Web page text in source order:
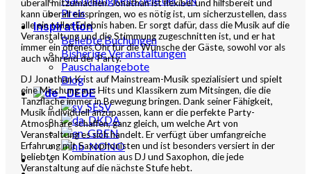
Preis
Inspiration
Beliebte Buchungen
Bisherige Veranstaltungen
Pauschalangebote
Blog
DE
SV
DA
EN
NO
überall mitzumachen. Jonathan ist flexibel und hilfsbereit und
kann überall einspringen, wo es nötig ist, um sicherzustellen, dass
alle ein tolles Erlebnis haben. Er sorgt dafür, dass die Musik auf die
Veranstaltung und die Stimmung zugeschnitten ist, und er hat
immer ein offenes Ohr für die Wünsche der Gäste, sowohl vor als
auch während der Party.
DJ Jonathan K ist auf Mainstream-Musik spezialisiert und spielt
eine Mischung aus Hits und Klassikern zum Mitsingen, die die
Tanzfläche immer in Bewegung bringen. Dank seiner Fähigkeit,
Musik individuell anzupassen, kann er die perfekte Party-
Atmosphäre schaffen, ganz gleich, um welche Art von
Veranstaltung es sich handelt. Er verfügt über umfangreiche
Erfahrung mit Saxophonisten und ist besonders versiert in der
beliebten Kombination aus DJ und Saxophon, die jede
Veranstaltung auf die nächste Stufe hebt.